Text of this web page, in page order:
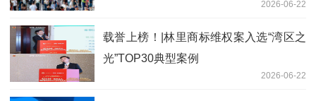
2026-06-22
载誉上榜！|林里商标维权案入选“湾区之
光”TOP30典型案例
2026-06-22